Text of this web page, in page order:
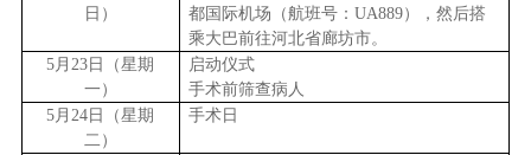
日）
都国际机场（航班号：UA889），然后搭
乘大巴前往河北省廊坊市。
5月23日（星期
一）
启动仪式
手术前筛查病人
5月24日（星期
二）
手术日